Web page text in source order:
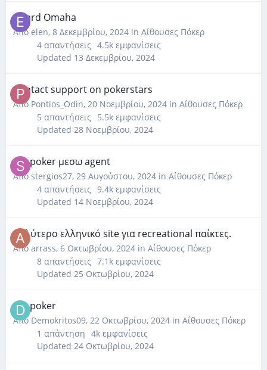
6 card Omaha
Από elen, 8 Δεκεμβρίου, 2024 in Αίθουσες Πόκερ
4 απαντήσεις 4.5k εμφανίσεις
Updated 13 Δεκεμβρίου, 2024
Contact support on pokerstars
Από Pontios_Odin, 20 Νοεμβρίου, 2024 in Αίθουσες Πόκερ
5 απαντήσεις 5.5k εμφανίσεις
Updated 28 Νοεμβρίου, 2024
GG poker μεσω agent
Από stergios27, 29 Αυγούστου, 2024 in Αίθουσες Πόκερ
4 απαντήσεις 9.4k εμφανίσεις
Updated 14 Νοεμβρίου, 2024
Καλύτερο ελληνικό site για recreational παίκτες.
Από arrass, 6 Οκτωβρίου, 2024 in Αίθουσες Πόκερ
8 απαντήσεις 7.1k εμφανίσεις
Updated 25 Οκτωβρίου, 2024
GG poker
Από Demokritos09, 22 Οκτωβρίου, 2024 in Αίθουσες Πόκερ
1 απάντηση 4k εμφανίσεις
Updated 24 Οκτωβρίου, 2024